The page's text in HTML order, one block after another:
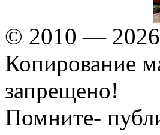
© 2010 — 2026
Копирование
запрещено!
Помните-